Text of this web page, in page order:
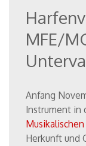
MFE/
Anfang
Instrument in
Herkunft und